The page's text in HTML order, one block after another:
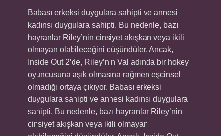
Babası erkeksi duygulara sahipti ve annesi
kadınsı duygulara sahipti. Bu nedenle, bazı
hayranlar Riley’nin cinsiyet akışkan veya ikili
olmayan olabileceğini düşündüler. Ancak,
Inside Out 2’de, Riley’nin Val adında bir hokey
oyuncusuna aşık olmasına rağmen eşcinsel
olmadığı ortaya çıkıyor. Babası erkeksi
duygulara sahipti ve annesi kadınsı duygulara
sahipti. Bu nedenle, bazı hayranlar Riley’nin
cinsiyet akışkan veya ikili olmayan